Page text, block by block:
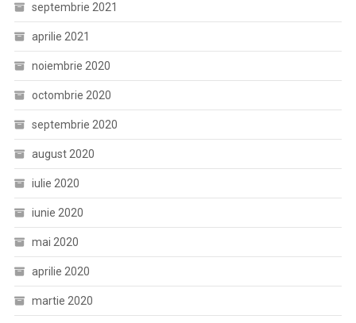
septembrie 2021
aprilie 2021
noiembrie 2020
octombrie 2020
septembrie 2020
august 2020
iulie 2020
iunie 2020
mai 2020
aprilie 2020
martie 2020